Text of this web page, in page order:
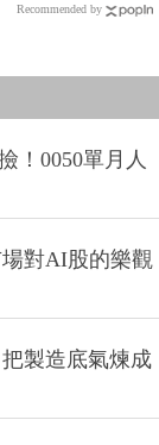
Recommended by
！0050單月人
對AI股的樂觀
製造底氣煉成